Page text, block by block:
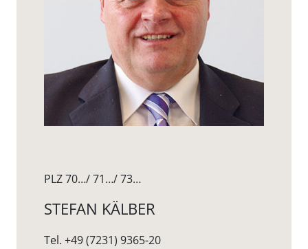
PLZ 70…/ 71…/ 73…
STEFAN KÄLBER
Tel. +49 (7231) 9365-20